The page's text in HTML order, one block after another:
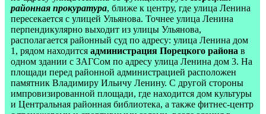
районная прокуратура, ближе к центру, где улица Ленина
пересекается с улицей Ульянова. Точнее улица Ленина
перпендикулярно выходит из улицы Ульянова,
располагается районный суд по адресу: улица Ленина дом
1, рядом находится администрация Порецкого района в
одном здании с ЗАГСом по адресу улица Ленина дом 3. На
площади перед районной администрацией расположен
памятник Владимиру Ильичу Ленину. С другой стороны
импровизированной площади, где находится дом культуры
и Центральная районная библиотека, а также фитнес-центр